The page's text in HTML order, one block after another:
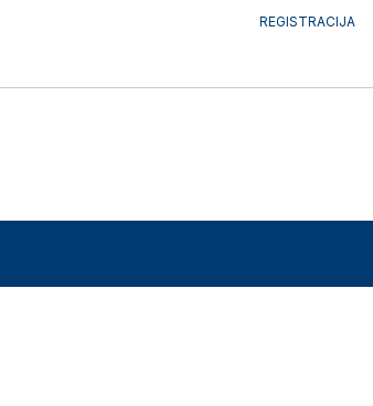
REGISTRACIJA